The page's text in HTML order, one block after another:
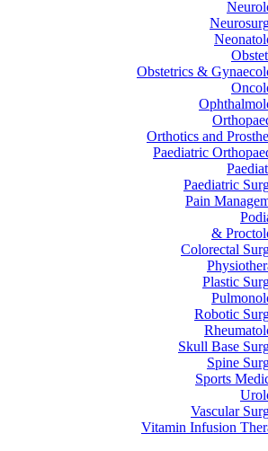
Obstetrics &
Orthotics and
Paediatric
Paediatric
Pain
Colorectal
Plastic
Robotic
Skull Base
Spine
Sports
Vascular
Vitamin Infusion